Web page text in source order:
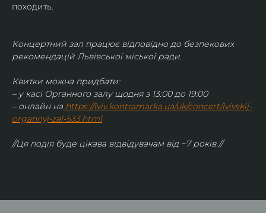
походить.
Концертний зал працює відповідно до безпекових
рекомендацій Львівської міської ради.
Квитки можна придбати:
– у касі Органного залу щодня з 13:00 до 19:00
– онлайн на https://lviv.kontramarka.ua/uk/concert/lvivskij-
organnyj-zal-533.html
//Ця подія буде цікава відвідувачам від ~7 років.//